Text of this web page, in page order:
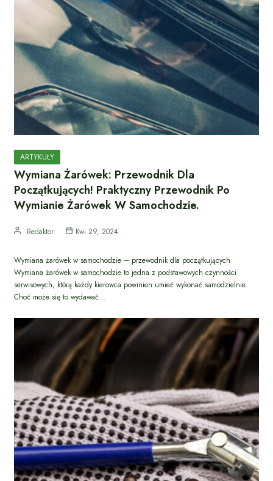
ARTYKUŁY
Wymiana Żarówek: Przewodnik Dla
Początkujących! Praktyczny Przewodnik Po
Wymianie Żarówek W Samochodzie.
Redaktor Kwi 29, 2024
Wymiana żarówek w samochodzie – przewodnik dla początkujących
Wymiana żarówek w samochodzie to jedna z podstawowych czynności
serwisowych, którą każdy kierowca powinien umieć wykonać samodzielnie.
Choć może się to wydawać…